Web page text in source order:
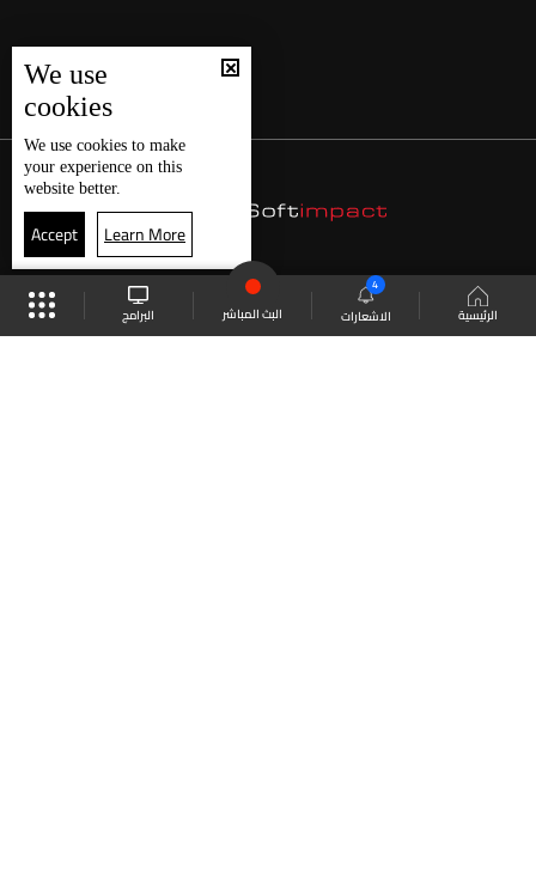
الرئيسية الاشعارات
4
البث المباشر البرامج
We use
cookies
We use cookies to make
your experience on this
website better.
Accept Learn More
موقع البرامج الجدول البث المباشر